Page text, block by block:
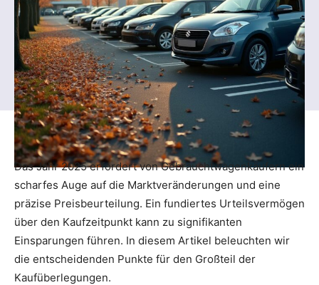
Das Jahr 2025 erfordert von Gebrauchtwagenkäufern ein
scharfes Auge auf die Marktveränderungen und eine
präzise Preisbeurteilung. Ein fundiertes Urteilsvermögen
über den Kaufzeitpunkt kann zu signifikanten
Einsparungen führen. In diesem Artikel beleuchten wir
die entscheidenden Punkte für den Großteil der
Kaufüberlegungen.